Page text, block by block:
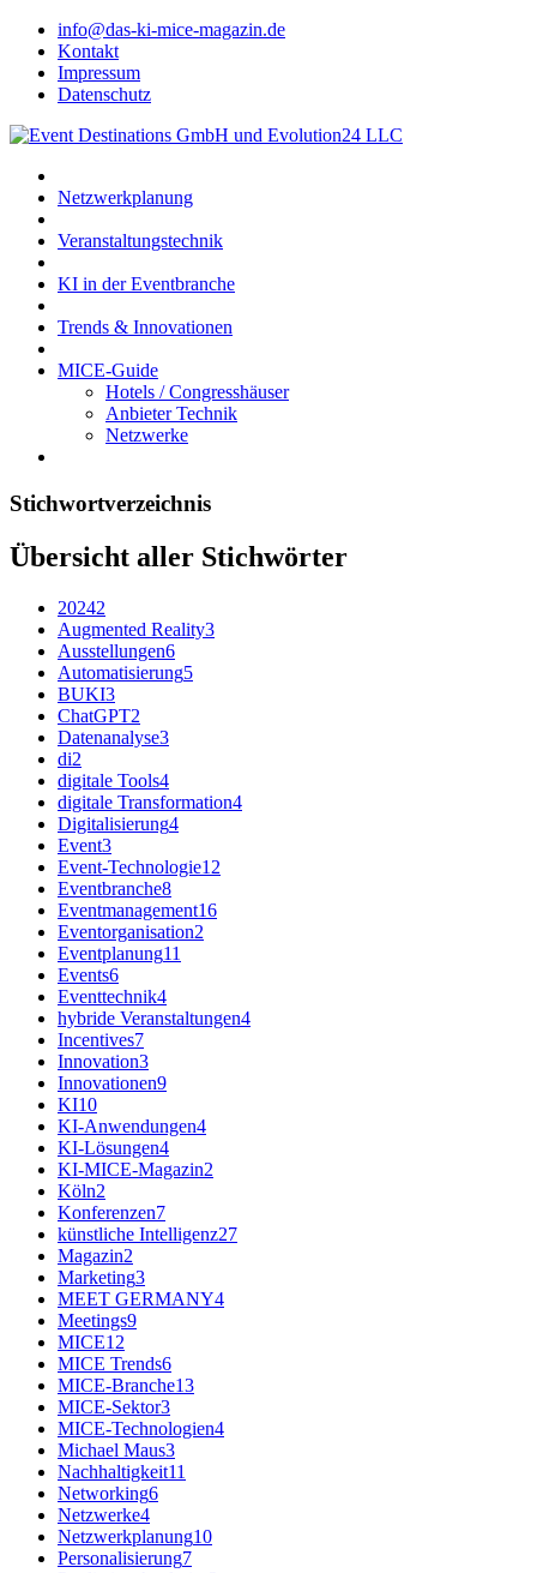
info@das-ki-mice-magazin.de
Kontakt
Impressum
Datenschutz
Netzwerkplanung
Veranstaltungstechnik
KI in der Eventbranche
Trends & Innovationen
MICE-Guide
Hotels / Congresshäuser
Anbieter Technik
Netzwerke
Stichwortverzeichnis
Übersicht aller Stichwörter
20242
Augmented Reality3
Ausstellungen6
Automatisierung5
BUKI3
ChatGPT2
Datenanalyse3
di2
digitale Tools4
digitale Transformation4
Digitalisierung4
Event3
Event-Technologie12
Eventbranche8
Eventmanagement16
Eventorganisation2
Eventplanung11
Events6
Eventtechnik4
hybride Veranstaltungen4
Incentives7
Innovation3
Innovationen9
KI10
KI-Anwendungen4
KI-Lösungen4
KI-MICE-Magazin2
Köln2
Konferenzen7
künstliche Intelligenz27
Magazin2
Marketing3
MEET GERMANY4
Meetings9
MICE12
MICE Trends6
MICE-Branche13
MICE-Sektor3
MICE-Technologien4
Michael Maus3
Nachhaltigkeit11
Networking6
Netzwerke4
Netzwerkplanung10
Personalisierung7